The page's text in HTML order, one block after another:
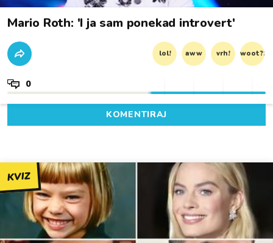
Mario Roth: 'I ja sam ponekad introvert'
lol! aww vrh! woot?!
0
KOMENTIRAJ
KVIZ